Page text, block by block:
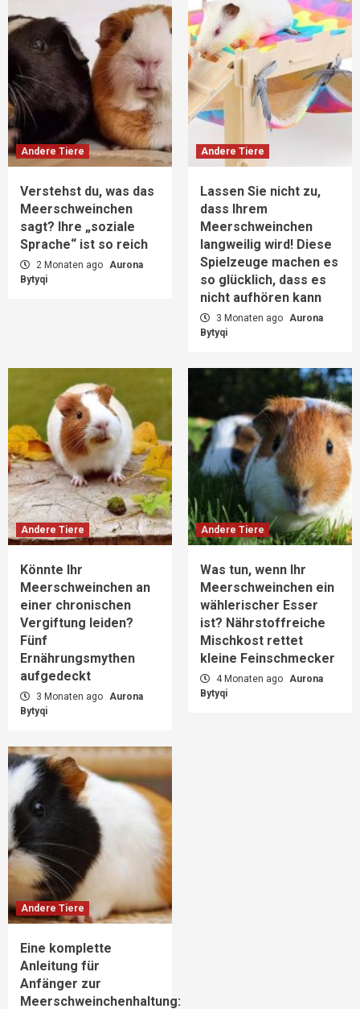
Andere Tiere
Verstehst du, was das
Meerschweinchen
sagt? Ihre „soziale
Sprache“ ist so reich
2 Monaten ago Aurona
Bytyqi
Andere Tiere
Lassen Sie nicht zu,
dass Ihrem
Meerschweinchen
langweilig wird! Diese
Spielzeuge machen es
so glücklich, dass es
nicht aufhören kann
3 Monaten ago Aurona
Bytyqi
Andere Tiere
Könnte Ihr
Meerschweinchen an
einer chronischen
Vergiftung leiden?
Fünf
Ernährungsmythen
aufgedeckt
3 Monaten ago Aurona
Bytyqi
Andere Tiere
Was tun, wenn Ihr
Meerschweinchen ein
wählerischer Esser
ist? Nährstoffreiche
Mischkost rettet
kleine Feinschmecker
4 Monaten ago Aurona
Bytyqi
Andere Tiere
Eine komplette
Anleitung für
Anfänger zur
Meerschweinchenhaltung: